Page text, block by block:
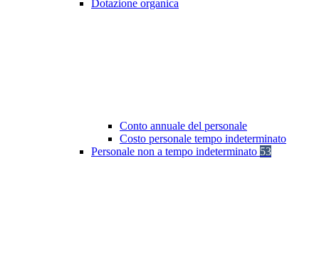
Dotazione organica
Conto annuale del personale
Costo personale tempo indeterminato
Personale non a tempo indeterminato 53